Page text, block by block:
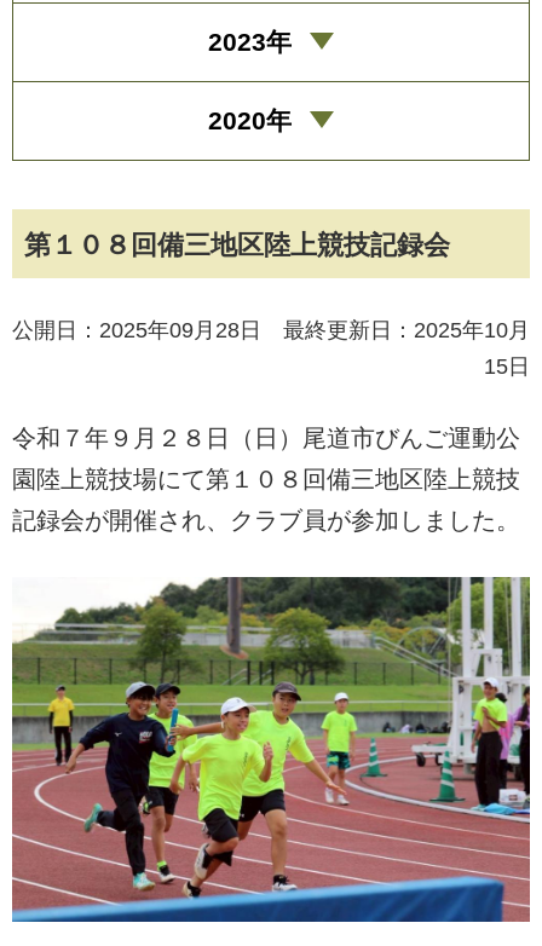
第１０８回備三地区陸上競技記録会
公開日：2025年09月28日 最終更新日：2025年10月
15日
令和７年９月２８日（日）尾道市びんご運動公
園陸上競技場にて第１０８回備三地区陸上競技
記録会が開催され、クラブ員が参加しました。
2023年
2020年